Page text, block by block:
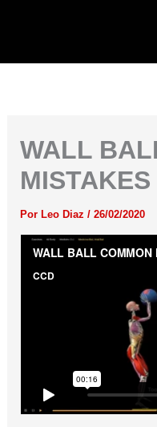
WALL
MISTAKES
Por Leo Diaz / 26/02/2020